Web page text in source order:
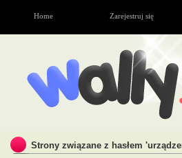
Home Zarejestruj się
Strony związane z hasłem